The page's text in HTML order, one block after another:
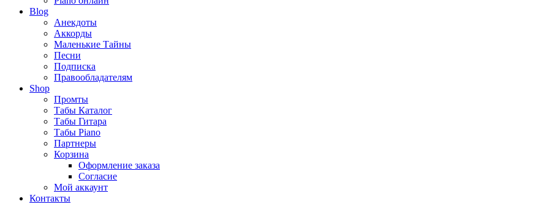
Blog
Анекдоты
Аккорды
Маленькие Тайны
Песни
Подписка
Правообладателям
Shop
Промты
Табы Каталог
Табы Гитара
Табы Piano
Партнеры
Корзина
Оформление заказа
Согласие
Мой аккаунт
Контакты